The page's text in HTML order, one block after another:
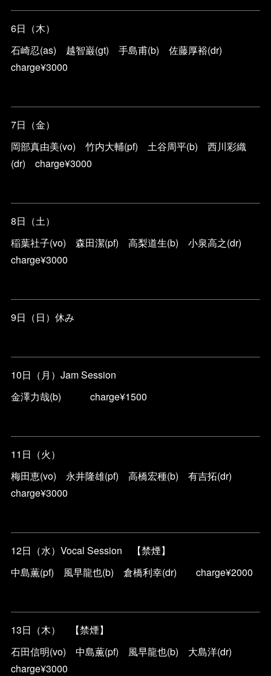
6日（木）
石崎忍(as) 越智巌(gt) 手島甫(b) 佐藤厚裕(dr)
charge¥3000
7日（金）
岡部真由美(vo) 竹内大輔(pf) 土谷周平(b) 西川彩織
(dr) charge¥3000
8日（土）
稲葉社子(vo) 森田潔(pf) 高梨道生(b) 小泉高之(dr)
charge¥3000
9日（日）休み
10日（月）Jam Session
金澤力哉(b) charge¥1500
11日（火）
梅田恵(vo) 永井隆雄(pf) 高橋宏種(b) 有吉拓(dr)
charge¥3000
12日（水）Vocal Session 【禁煙】
中島薫(pf) 風早龍也(b) 倉橋利幸(dr) charge¥2000
13日（木） 【禁煙】
石田信明(vo) 中島薫(pf) 風早龍也(b) 大島洋(dr)
charge¥3000